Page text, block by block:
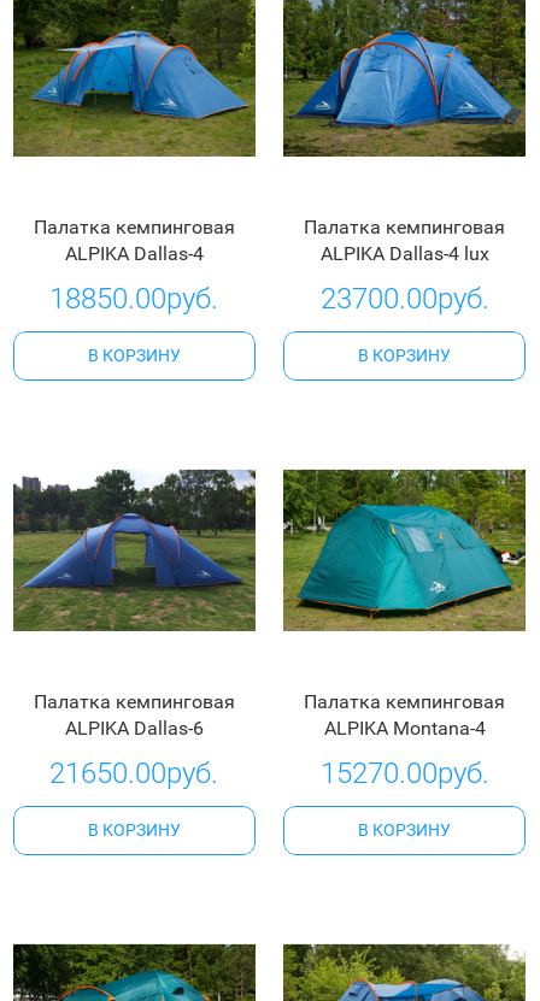
Палатка кемпинговая
ALPIKA Dallas-4
18850.00руб.
В КОРЗИНУ
Палатка кемпинговая
ALPIKA Dallas-4 lux
23700.00руб.
В КОРЗИНУ
Палатка кемпинговая
ALPIKA Dallas-6
21650.00руб.
В КОРЗИНУ
Палатка кемпинговая
ALPIKA Montana-4
15270.00руб.
В КОРЗИНУ